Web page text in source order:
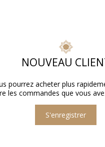
NOUVEAU
pourrez acheter plus
les commandes que vous
S'enregistrer